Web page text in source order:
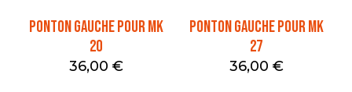
PONTON GAUCHE POUR MK
20
36,00 €
PONTON GAUCHE POUR MK
27
36,00 €